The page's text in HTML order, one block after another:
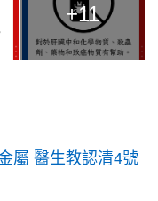
+11
屬 醫生教認清4號